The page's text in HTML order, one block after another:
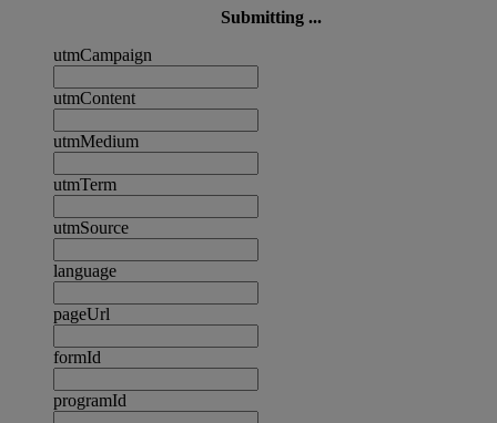
Submitting ...
utmCampaign
utmContent
utmMedium
utmTerm
utmSource
language
pageUrl
formId
programId